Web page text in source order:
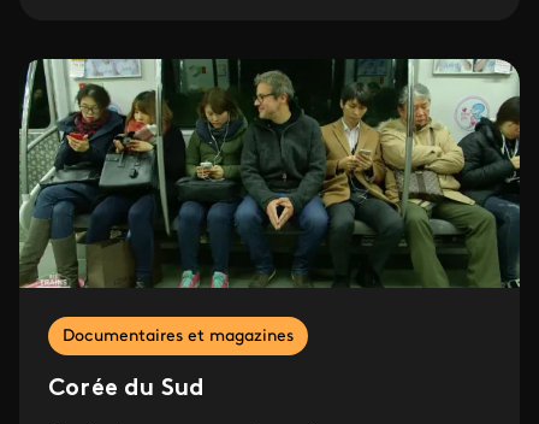
Documentaires et magazines
Corée du Sud